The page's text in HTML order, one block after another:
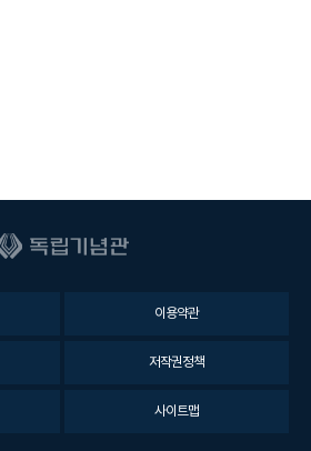
이용약관
저작권정책
사이트맵